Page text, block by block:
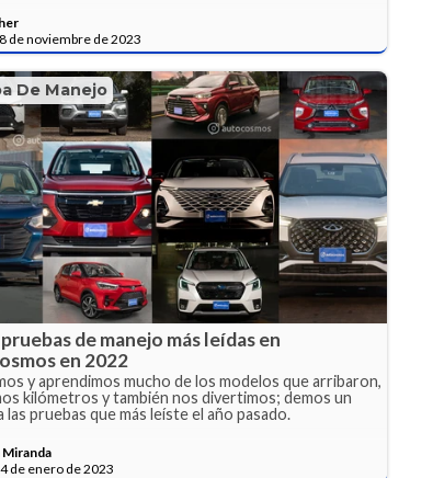
de noviembre de 2023
De Manejo
pruebas de manejo más leídas en
en 2022
y aprendimos mucho de los modelos que arribaron,
kilómetros y también nos divertimos; demos un
las pruebas que más leíste el año pasado.
de enero de 2023